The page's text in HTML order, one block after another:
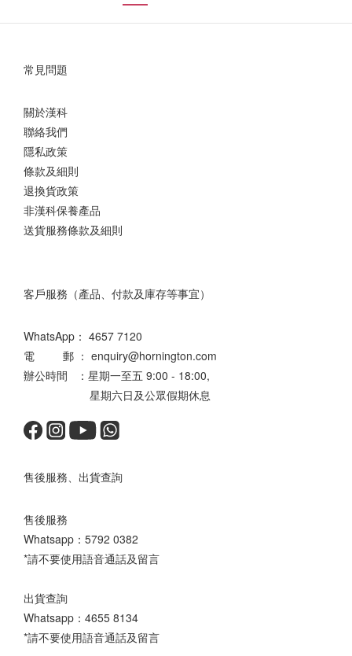
常見問題
關於漢科
聯絡我們
隱私政策
條款及細則
退換貨政策
非漢科保養產品
送貨服務條款及細則
客戶服務（產品、付款及庫存等事宜）
WhatsApp： 4657 7120
電 郵 ： enquiry@hornington.com
辦公時間 ：星期一至五 9:00 - 18:00,
星期六日及公眾假期休息
售後服務、出貨查詢
售後服務
Whatsapp： 5792 0382
*請不要使用語音通話及留言
出貨查詢
Whatsapp： 4655 8134
*請不要使用語音通話及留言